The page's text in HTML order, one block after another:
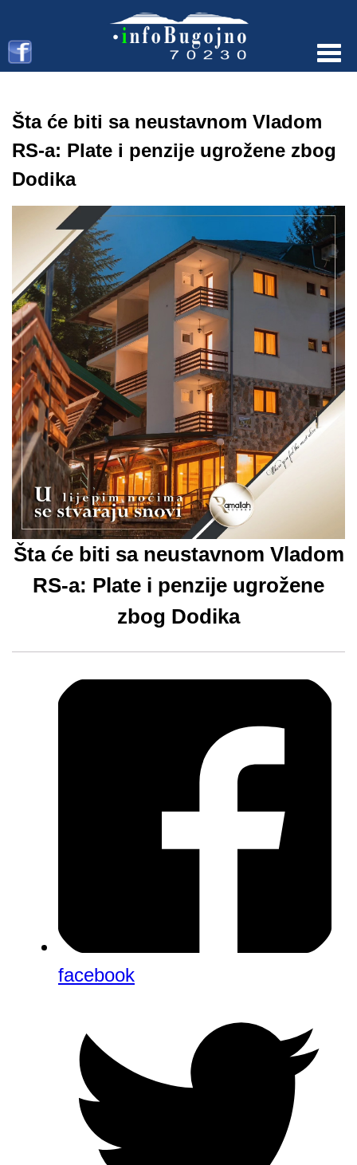
Šta će biti sa neustavnom Vladom
RS-a: Plate i penzije ugrožene zbog
Dodika
Šta će biti sa neustavnom Vladom
RS-a: Plate i penzije ugrožene
zbog Dodika
facebook